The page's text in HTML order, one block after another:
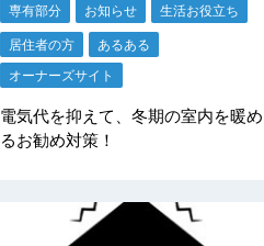
専有部分 お知らせ 生活お役立ち
居住者の方 あるある
オーナーズサイト
電気代を抑えて、冬期の室内を暖め
るお勧め対策！